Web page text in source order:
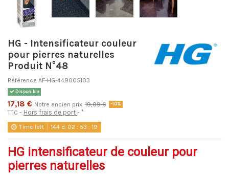
HG - Intensificateur couleur
pour pierres naturelles
Produit N°48
Référence AF-HG-449005103
Disponible
17,18 € Notre ancien prix 19,09 € -10%
TTC Hors frais de port *
Time left 144 d. 02 : 53 : 19
HG intensificateur de couleur pour
pierres naturelles